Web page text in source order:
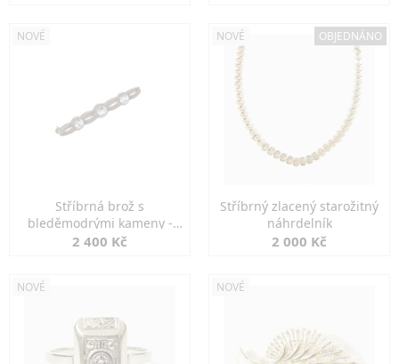
NOVÉ
Stříbrná brož s
bleděmodrými kameny -
jemná elegance
2 400 Kč
NOVÉ OBJEDNÁNO
Stříbrný zlacený starožitný
náhrdelník
2 000 Kč
NOVÉ NOVÉ